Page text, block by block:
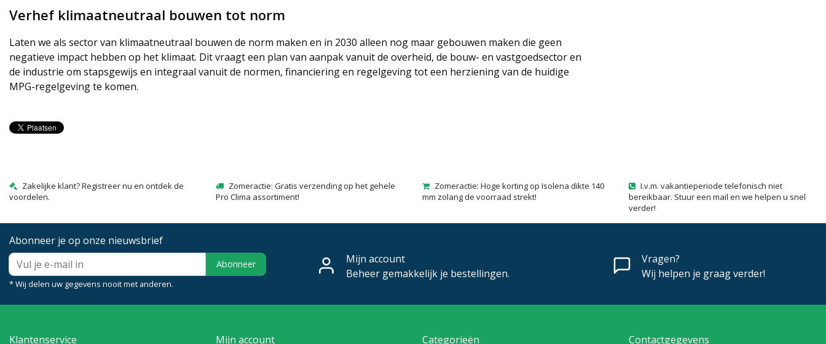
Verhef klimaatneutraal bouwen tot norm
Laten we als sector van klimaatneutraal bouwen de norm maken en in 2030 alleen nog maar gebouwen maken die geen
negatieve impact hebben op het klimaat. Dit vraagt een plan van aanpak vanuit de overheid, de bouw- en vastgoedsector en
de industrie om stapsgewijs en integraal vanuit de normen, financiering en regelgeving tot een herziening van de huidige
MPG-regelgeving te komen.
Zakelijke klant? Registreer nu en ontdek de
voordelen.
Zomeractie: Gratis verzending op het gehele
Pro Clima assortiment!
Zomeractie: Hoge korting op Isolena dikte 140
mm zolang de voorraad strekt!
I.v.m. vakantieperiode telefonisch niet
bereikbaar. Stuur een mail en we helpen u snel
verder!
Abonneer je op onze nieuwsbrief
Abonneer
* Wij delen uw gegevens nooit met anderen.
Mijn account
Beheer gemakkelijk je bestellingen.
Vragen?
Wij helpen je graag verder!
Klantenservice Mijn account Categorieën Contactgegevens